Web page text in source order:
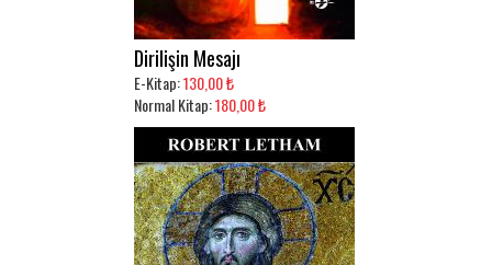
Dirilişin Mesajı
E-Kitap:130,00 ₺
Normal Kitap:180,00 ₺